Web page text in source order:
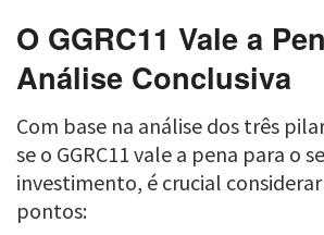
O GGRC11 Vale a
Análise Conclusiva
Com base na análise dos três
se o GGRC11 vale a pena para o
investimento, é crucial
pontos: